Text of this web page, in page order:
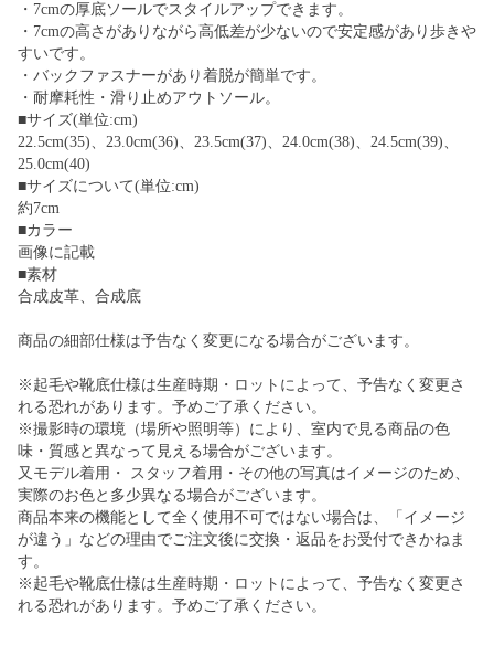
・7cmの厚底ソールでスタイルアップできます。
・7cmの高さがありながら高低差が少ないので安定感があり歩きや
すいです。
・バックファスナーがあり着脱が簡単です。
・耐摩耗性・滑り止めアウトソール。
■サイズ(単位:cm)
22.5cm(35)、23.0cm(36)、23.5cm(37)、24.0cm(38)、24.5cm(39)、
25.0cm(40)
■サイズについて(単位:cm)
約7cm
■カラー
画像に記載
■素材
合成皮革、合成底
商品の細部仕様は予告なく変更になる場合がございます。
※起毛や靴底仕様は生産時期・ロットによって、予告なく変更さ
れる恐れがあります。予めご了承ください。
※撮影時の環境（場所や照明等）により、室内で見る商品の色
味・質感と異なって見える場合がございます。
又モデル着用・ スタッフ着用・その他の写真はイメージのため、
実際のお色と多少異なる場合がございます。
商品本来の機能として全く使用不可ではない場合は、「イメージ
が違う」などの理由でご注文後に交換・返品をお受付できかねま
す。
※起毛や靴底仕様は生産時期・ロットによって、予告なく変更さ
れる恐れがあります。予めご了承ください。